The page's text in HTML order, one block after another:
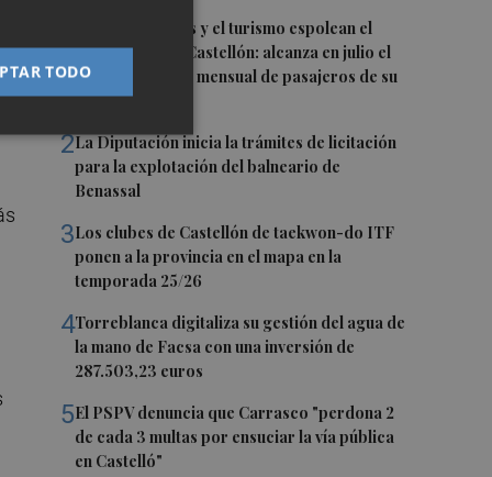
Las nuevas rutas y el turismo espolean el
aeropuerto de Castellón: alcanza en julio el
mejor resultado mensual de pasajeros de su
historia
2La Diputación inicia la trámites de licitación
para la explotación del balneario de
Benassal
3Los clubes de Castellón de taekwon-do ITF
ponen a la provincia en el mapa en la
temporada 25/26
4Torreblanca digitaliza su gestión del agua de
la mano de Facsa con una inversión de
287.503,23 euros
5El PSPV denuncia que Carrasco "perdona 2
de cada 3 multas por ensuciar la vía pública
en Castelló"
TODO